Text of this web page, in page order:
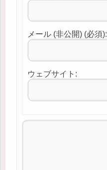
メール (非公開) (必須):
ウェブサイト: